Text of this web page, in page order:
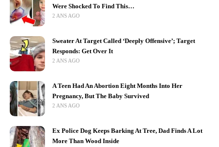
Were Shocked To Find This…
2 ANS AGO
Sweater At Target Called ‘Deeply Offensive’; Target
Responds: Get Over It
2 ANS AGO
A Teen Had An Abortion Eight Months Into Her
Pregnancy, But The Baby Survived
2 ANS AGO
Ex Police Dog Keeps Barking At Tree, Dad Finds A Lot
More Than Wood Inside